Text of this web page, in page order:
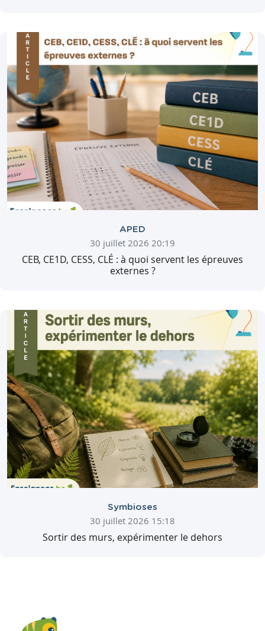
APED
30 juillet 2026 20:19
CEB, CE1D, CESS, CLÉ : à quoi servent les épreuves
externes ?
Symbioses
30 juillet 2026 15:18
Sortir des murs, expérimenter le dehors